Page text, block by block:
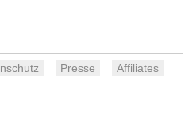
Presse Affiliates